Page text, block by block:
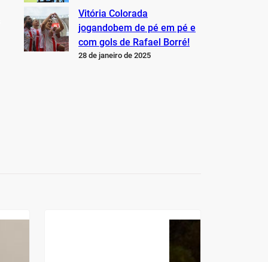
Vitória Colorada
jogandobem de pé em pé e
com gols de Rafael Borré!
28 de janeiro de 2025